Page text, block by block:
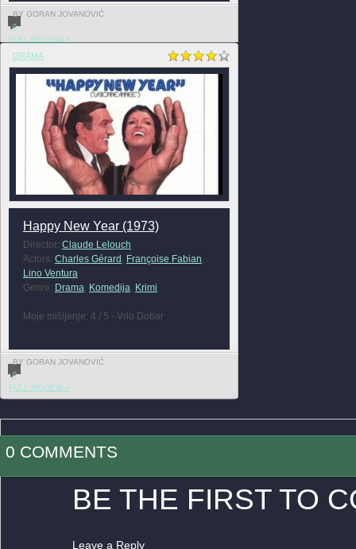
BY GORAN JOVANOVIĆ
0
FULL REVIEW »
DRAMA
Happy New Year (1973)
Director: Claude Lelouch
Actors: Charles Gérard , Françoise Fabian,
Lino Ventura
Genre: Drama, Komedija, Krimi
Moje mišljenje: 4 / 5 - Vrlo Dobar
BY GORAN JOVANOVIĆ
0
FULL REVIEW »
0 COMMENTS
BE THE FIRST TO
Leave a Reply